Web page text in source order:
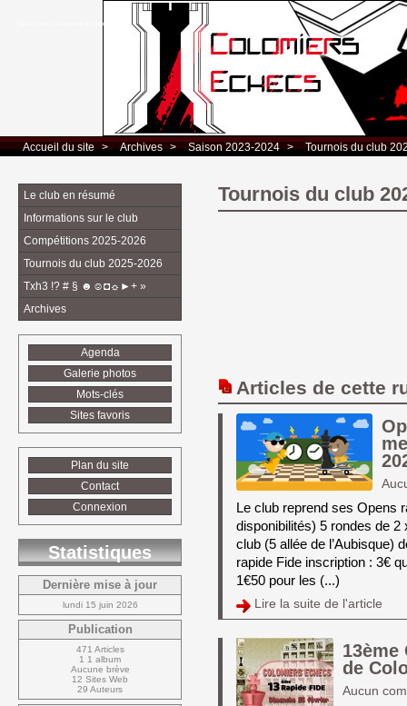
Club d’Echecs Léo Lagrange de Colomiers
Accueil du site > Archives > Saison 2023-2024 > Tournois du club
Tournois du club
Articles de cette
Le club reprend ses Opens
disponibilités) 5 rondes de
club (5 allée de l’Aubisque)
rapide Fide inscription : 3€
1€50 pour les (...)
Lire la suite de l'article
13ème
de
Aucun
Le club en résumé
Informations sur le club
Compétitions 2025-2026
Tournois du club 2025-2026
Txh3 !? # § ☻☺◘☼►+ »
Archives
Agenda
Galerie photos
Mots-clés
Sites favoris
Plan du site
Contact
Connexion
Statistiques
Dernière mise à jour
lundi 15 juin 2026
Publication
471 Articles
1 1 album
Aucune brève
12 Sites Web
29 Auteurs